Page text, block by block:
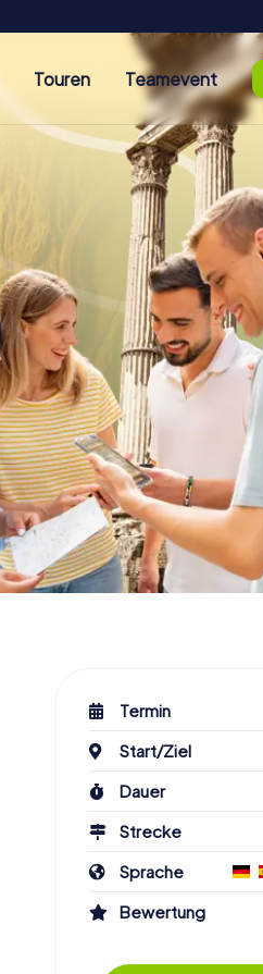
Touren Teamevent
Termin
Start/Ziel
Dauer
Strecke
Sprache
Bewertung